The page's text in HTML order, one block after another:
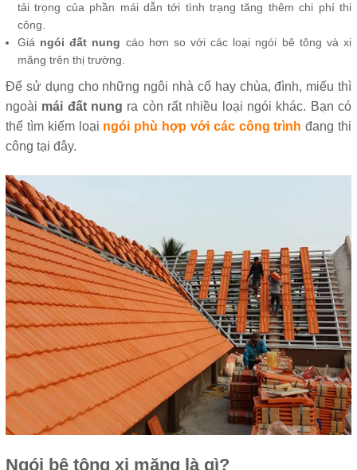
tải trọng của phần mái dẫn tới tình trạng tăng thêm chi phí thi
công.
Giá ngói đất nung cáo hơn so với các loại ngói bê tông và xi
măng trên thị trường.
Để sử dụng cho những ngôi nhà cổ hay chùa, đình, miếu thì
ngoài mái đất nung ra còn rất nhiều loại ngói khác. Bạn có
thể tìm kiếm loại ngói phù hợp với các công trình đang thi
công tại đây.
Ngói bê tông xi măng là gì?